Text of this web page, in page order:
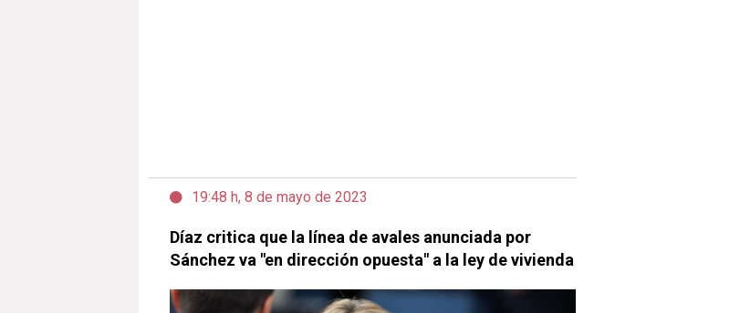
19:48 h, 8 de mayo de 2023
Díaz critica que la línea de avales anunciada por
Sánchez va "en dirección opuesta" a la ley de vivienda